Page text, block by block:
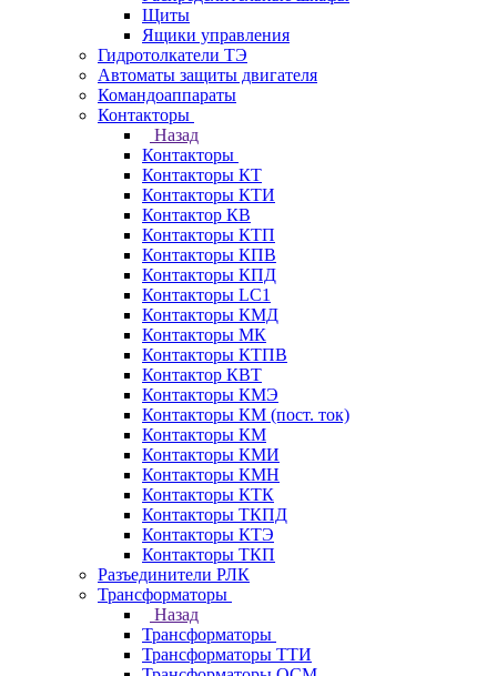
Щиты
Ящики управления
Гидротолкатели ТЭ
Автоматы защиты двигателя
Командоаппараты
Контакторы
Назад
Контакторы
Контакторы КТ
Контакторы КТИ
Контактор КВ
Контакторы КТП
Контакторы КПВ
Контакторы КПД
Контакторы LC1
Контакторы КМД
Контакторы МК
Контакторы КТПВ
Контактор КВТ
Контакторы КМЭ
Контакторы КМ (пост. ток)
Контакторы КМ
Контакторы КМИ
Контакторы КМН
Контакторы КТК
Контакторы ТКПД
Контакторы КТЭ
Контакторы ТКП
Разъединители РЛК
Трансформаторы
Назад
Трансформаторы
Трансформаторы ТТИ